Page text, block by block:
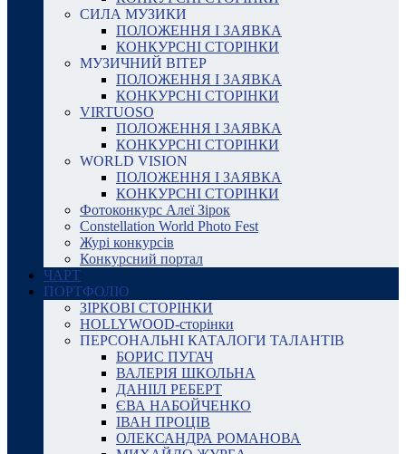
СИЛА МУЗИКИ
ПОЛОЖЕННЯ І ЗАЯВКА
КОНКУРСНІ СТОРІНКИ
МУЗИЧНИЙ ВІТЕР
ПОЛОЖЕННЯ І ЗАЯВКА
КОНКУРСНІ СТОРІНКИ
VIRTUOSO
ПОЛОЖЕННЯ І ЗАЯВКА
КОНКУРСНІ СТОРІНКИ
WORLD VISION
ПОЛОЖЕННЯ І ЗАЯВКА
КОНКУРСНІ СТОРІНКИ
Фотоконкурс Алеї Зірок
Constellation World Photo Fest
Журі конкурсів
Конкурсний портал
ЧАРТ
ПОРТФОЛІО
ЗІРКОВІ СТОРІНКИ
HOLLYWOOD-сторінки
ПЕРСОНАЛЬНІ КАТАЛОГИ ТАЛАНТІВ
БОРИС ПУГАЧ
ВАЛЕРІЯ ШКОЛЬНА
ДАНІІЛ РЕБЕРТ
ЄВА НАБОЙЧЕНКО
ІВАН ПРОЦІВ
ОЛЕКСАНДРА РОМАНОВА